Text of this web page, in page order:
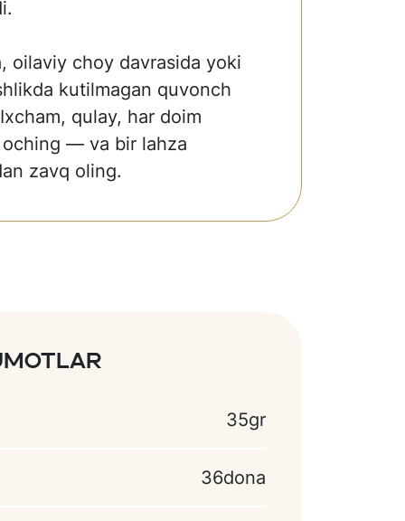
oilaviy choy davrasida yoki
kutilmagan quvonch
qulay, har doim
— va bir lahza
zavq oling.
35gr
36dona